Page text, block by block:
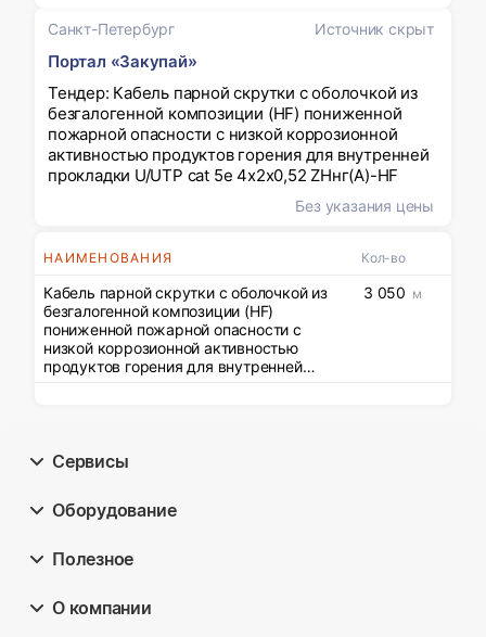
Санкт-Петербург Источник скрыт
Портал «Закупай»
Тендер: Кабель парной скрутки с оболочкой из
безгалогенной композиции (HF) пониженной
пожарной опасности с низкой коррозионной
активностью продуктов горения для внутренней
прокладки U/UTP cat 5e 4x2x0,52 ZHнг(A)-HF
Без указания цены
НАИМЕНОВАНИЯ Кол-во
Кабель парной скрутки с оболочкой из
безгалогенной композиции (HF)
пониженной пожарной опасности с
низкой коррозионной активностью
продуктов горения для внутренней
3 050 м
Сервисы
Оборудование
Полезное
О компании